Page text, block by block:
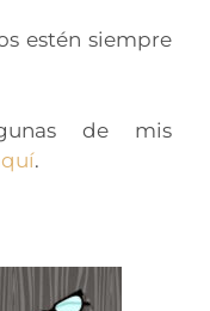
estén siempre
de mis
.